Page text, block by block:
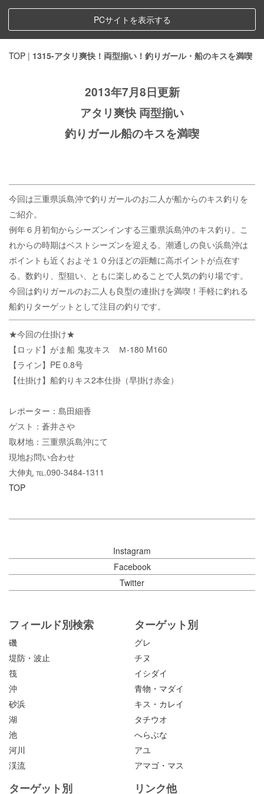
PCサイトを表示する
TOP | 1315-アタリ爽快！両型揃い！釣りガール・船のキスを満喫
2013年7月8日更新
アタリ爽快 両型揃い
釣りガール船のキスを満喫
今回は三重県浜島沖で釣りガールのお二人が船からのキス釣りを
ご紹介。
例年６月初旬からシーズンインする三重県浜島沖のキス釣り。こ
れからの時期はベストシーズンを迎える。潮通しの良い浜島沖は
ポイントも近くおよそ１０分ほどの距離に高ポイントが点在す
る。数釣り、型狙い、ともに楽しめることで人気の釣り場です。
今回は釣りガールのお二人も良型の連掛けを満喫！手軽に釣れる
船釣りターゲットとして注目の釣りです。
★今回の仕掛け★
【ロッド】がま船 鬼攻キス Ｍ-180 M160
【ライン】PE 0.8号
【仕掛け】船釣りキス2本仕掛（早掛け赤金）
レポーター：島田細香
ゲスト：蒼井さや
取材地：三重県浜島沖にて
現地お問い合わせ
大伸丸 ℡.090-3484-1311
TOP
Instagram
Facebook
Twitter
フィールド別検索
磯
堤防・波止
筏
沖
砂浜
湖
池
河川
渓流
ターゲット別
グレ
チヌ
イシダイ
青物・マダイ
キス・カレイ
タチウオ
へらぶな
アユ
アマゴ・マス
ターゲット別 リンク他